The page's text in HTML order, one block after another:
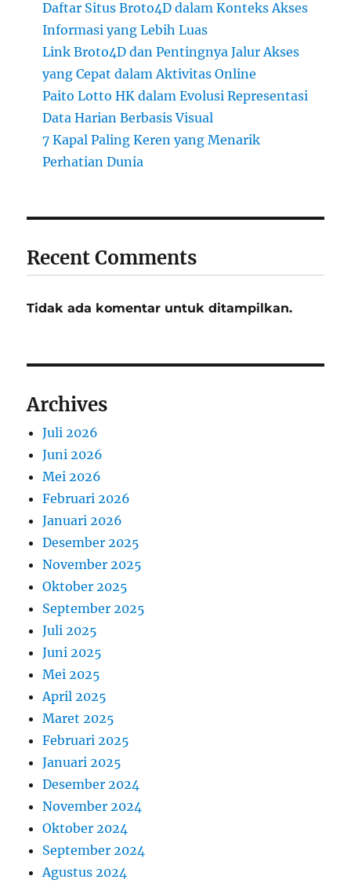
Daftar Situs Broto4D dalam Konteks Akses
Informasi yang Lebih Luas
Link Broto4D dan Pentingnya Jalur Akses
yang Cepat dalam Aktivitas Online
Paito Lotto HK dalam Evolusi Representasi
Data Harian Berbasis Visual
7 Kapal Paling Keren yang Menarik
Perhatian Dunia
Recent Comments
Tidak ada komentar untuk ditampilkan.
Archives
Juli 2026
Juni 2026
Mei 2026
Februari 2026
Januari 2026
Desember 2025
November 2025
Oktober 2025
September 2025
Juli 2025
Juni 2025
Mei 2025
April 2025
Maret 2025
Februari 2025
Januari 2025
Desember 2024
November 2024
Oktober 2024
September 2024
Agustus 2024